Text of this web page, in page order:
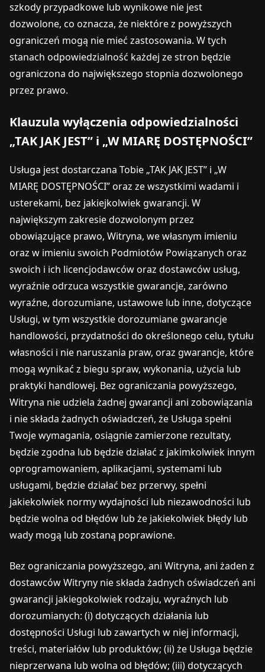
szkody przypadkowe lub wynikowe nie jest
dozwolone, co oznacza, że niektóre z powyższych
ograniczeń mogą nie mieć zastosowania. W tych
stanach odpowiedzialność każdej ze stron będzie
ograniczona do największego stopnia dozwolonego
przez prawo.
Klauzula wyłączenia odpowiedzialności
„TAK JAK JEST” i „W MIARĘ DOSTĘPNOŚCI”
Usługa jest dostarczana Tobie „TAK JAK JEST” i „W
MIARĘ DOSTĘPNOŚCI” oraz ze wszystkimi wadami i
usterekami, bez jakiejkolwiek gwarancji. W
największym zakresie dozwolonym przez
obowiązujące prawo, Witryna, we własnym imieniu
oraz w imieniu swoich Podmiotów Powiązanych oraz
swoich i ich licencjodawców oraz dostawców usług,
wyraźnie odrzuca wszystkie gwarancje, zarówno
wyraźne, dorozumiane, ustawowe lub inne, dotyczące
Usługi, w tym wszystkie dorozumiane gwarancje
handlowości, przydatności do określonego celu, tytułu
własności i nie naruszania praw, oraz gwarancje, które
mogą wynikać z biegu spraw, wykonania, użycia lub
praktyki handlowej. Bez ograniczania powyższego,
Witryna nie udziela żadnej gwarancji ani zobowiązania
i nie składa żadnych oświadczeń, że Usługa spełni
Twoje wymagania, osiągnie zamierzone rezultaty,
będzie zgodna lub będzie działać z jakimkolwiek innym
oprogramowaniem, aplikacjami, systemami lub
usługami, będzie działać bez przerwy, spełni
jakiekolwiek normy wydajności lub niezawodności lub
będzie wolna od błędów lub że jakiekolwiek błędy lub
wady mogą lub zostaną poprawione.
Bez ograniczania powyższego, ani Witryna, ani żaden z
dostawców Witryny nie składa żadnych oświadczeń ani
gwarancji jakiegokolwiek rodzaju, wyraźnych lub
dorozumianych: (i) dotyczących działania lub
dostępności Usługi lub zawartych w niej informacji,
treści, materiałów lub produktów; (ii) że Usługa będzie
nieprzerwana lub wolna od błędów; (iii) dotyczących